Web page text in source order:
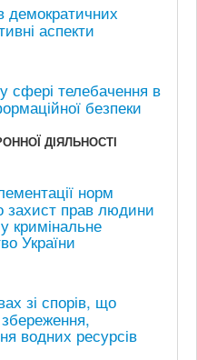
демократичних
аспекти
сфері телебачення в
безпеки
ДІЯЛЬНОСТІ
норм
захист прав людини
кримінальне
України
зі спорів, що
водних ресурсів